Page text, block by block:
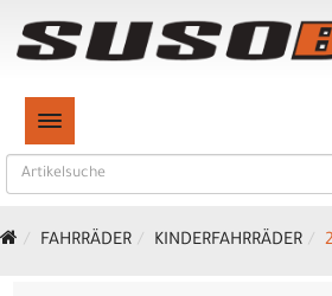
TOGGLE NAVIGATION
FAHRRÄDER KINDERFAHRRÄDER